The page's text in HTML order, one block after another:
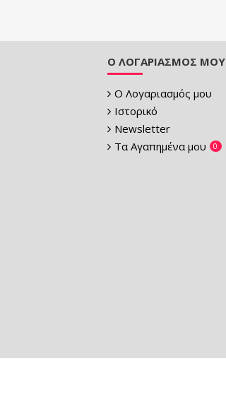
Ο ΛΟΓΑΡΙΑΣΜΌΣ ΜΟΥ
Ο Λογαριασμός μου
Ιστορικό
Newsletter
Τα Αγαπημένα μου
0